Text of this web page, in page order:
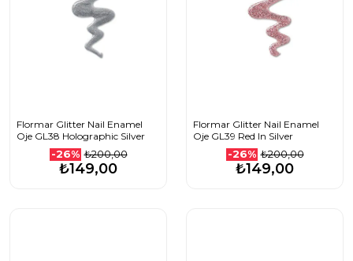
Flormar Glitter Nail Enamel
Oje GL38 Holographic Silver
-26% ₺200,00
₺149,00
Flormar Glitter Nail Enamel
Oje GL39 Red In Silver
-26% ₺200,00
₺149,00